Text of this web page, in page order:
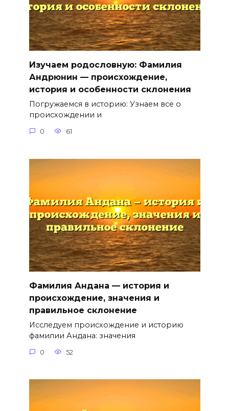
Изучаем родословную: Фамилия
Андрюнин — происхождение,
история и особенности склонения
Погружаемся в историю: Узнаем все о
происхождении и
0 61
Фамилия Андана — история и
происхождение, значения и
правильное склонение
Исследуем происхождение и историю
фамилии Андана: значения
0 52